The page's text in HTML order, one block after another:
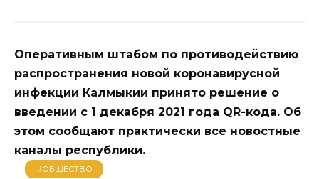
Оперативным штабом по противодействию
распространения новой коронавирусной
инфекции Калмыкии принято решение о
введении с 1 декабря 2021 года QR-кода. Об
этом сообщают практически все новостные
каналы республики.
#ОБЩЕСТВО